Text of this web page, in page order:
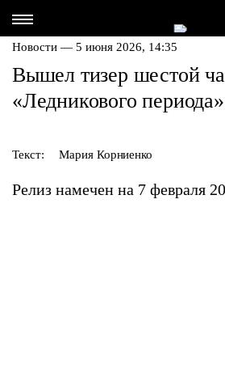
Новости — 5 июня 2026, 14:35
Вышел тизер шестой
«Ледникового периода»
Текст: Мария Корниенко
Релиз намечен на 7 февраля